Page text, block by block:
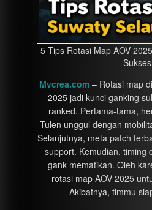
5 Tips Rotasi Map AOV
Sukses
Mvcrea.com– Rotasi map
2025 jadi kunci ganking
ranked. Pertama-tama,
Tulen unggul dengan
Selanjutnya, meta patch
support. Kemudian, timing
gank mematikan. Oleh
rotasi map AOV 2025
Akibatnya, timmu